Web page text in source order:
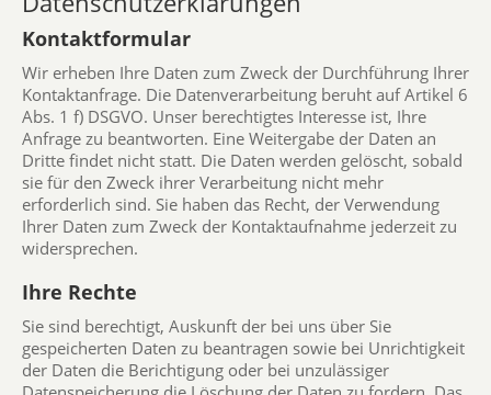
Kontaktformular
Wir erheben Ihre Daten zum Zweck der Durchführung Ihrer
Kontaktanfrage. Die Datenverarbeitung beruht auf Artikel 6
Abs. 1 f) DSGVO. Unser berechtigtes Interesse ist, Ihre
Anfrage zu beantworten. Eine Weitergabe der Daten an
Dritte findet nicht statt. Die Daten werden gelöscht, sobald
sie für den Zweck ihrer Verarbeitung nicht mehr
erforderlich sind. Sie haben das Recht, der Verwendung
Ihrer Daten zum Zweck der Kontaktaufnahme jederzeit zu
widersprechen.
Ihre Rechte
Sie sind berechtigt, Auskunft der bei uns über Sie
gespeicherten Daten zu beantragen sowie bei Unrichtigkeit
der Daten die Berichtigung oder bei unzulässiger